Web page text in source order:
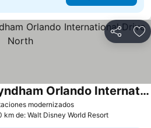
Compartir
modernizados
La Quinta Inn by Wyndham Orlando International Drive North
km de: Walt Disney World Resort